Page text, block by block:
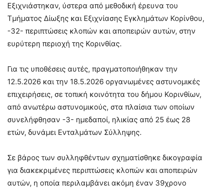
Εξιχνιάστηκαν, ύστερα από μεθοδική έρευνα του
Τμήματος Δίωξης και Εξιχνίασης Εγκλημάτων Κορίνθου,
-32- περιπτώσεις κλοπών και αποπειρών αυτών, στην
ευρύτερη περιοχή της Κορινθίας.
Για τις υποθέσεις αυτές, πραγματοποιήθηκαν την
12.5.2026 και την 18.5.2026 οργανωμένες αστυνομικές
επιχειρήσεις, σε τοπική κοινότητα του δήμου Κορινθίων,
από ανωτέρω αστυνομικούς, στα πλαίσια των οποίων
συνελήφθησαν -3- ημεδαποί, ηλικίας από 25 έως 28
ετών, δυνάμει Ενταλμάτων Σύλληψης.
Σε βάρος των συλληφθέντων σχηματίσθηκε δικογραφία
για διακεκριμένες περιπτώσεις κλοπών και αποπειρών
αυτών, η οποία περιλαμβάνει ακόμη έναν 39χρονο